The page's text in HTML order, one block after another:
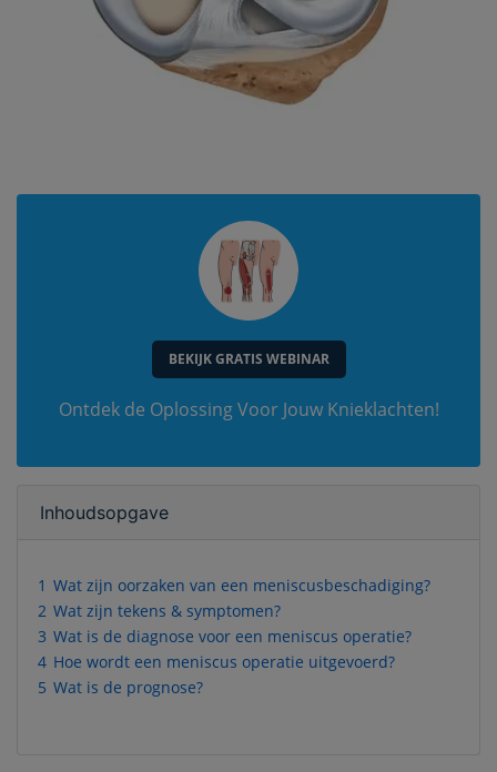
BEKIJK GRATIS WEBINAR
Ontdek de Oplossing Voor Jouw Knieklachten!
Inhoudsopgave
1 Wat zijn oorzaken van een meniscusbeschadiging?
2 Wat zijn tekens & symptomen?
3 Wat is de diagnose voor een meniscus operatie?
4 Hoe wordt een meniscus operatie uitgevoerd?
5 Wat is de prognose?